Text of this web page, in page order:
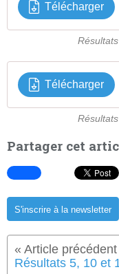
Télécharger
Télécharger
Partager cet
S'inscrire à la newsletter